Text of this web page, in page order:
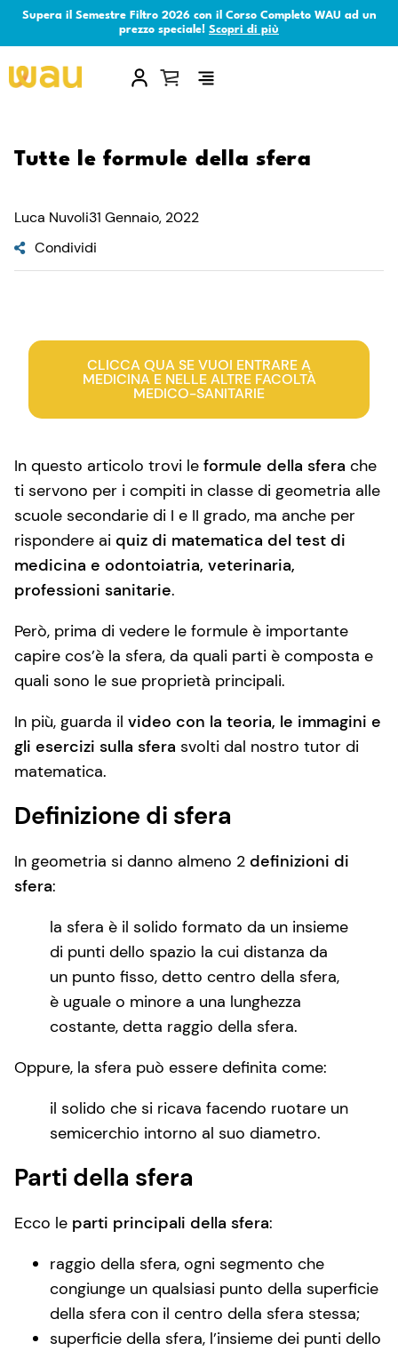
Supera il Semestre Filtro 2026 con il Corso Completo WAU ad un
prezzo speciale! Scopri di più
×
Tutte le formule della sfera
Luca Nuvoli31 Gennaio, 2022
Condividi
CLICCA QUA SE VUOI ENTRARE A
MEDICINA E NELLE ALTRE FACOLTÀ
MEDICO-SANITARIE
In questo articolo trovi le formule della sfera che
ti servono per i compiti in classe di geometria alle
scuole secondarie di I e II grado, ma anche per
rispondere ai quiz di matematica del test di
medicina e odontoiatria, veterinaria,
professioni sanitarie.
Però, prima di vedere le formule è importante
capire cos’è la sfera, da quali parti è composta e
quali sono le sue proprietà principali.
In più, guarda il video con la teoria, le immagini e
gli esercizi sulla sfera svolti dal nostro tutor di
matematica.
Definizione di sfera
In geometria si danno almeno 2 definizioni di
sfera:
la sfera è il solido formato da un insieme
di punti dello spazio la cui distanza da
un punto fisso, detto centro della sfera,
è uguale o minore a una lunghezza
costante, detta raggio della sfera.
Oppure, la sfera può essere definita come:
il solido che si ricava facendo ruotare un
semicerchio intorno al suo diametro.
Parti della sfera
Ecco le parti principali della sfera:
raggio della sfera, ogni segmento che
congiunge un qualsiasi punto della superficie
della sfera con il centro della sfera stessa;
superficie della sfera, l’insieme dei punti dello